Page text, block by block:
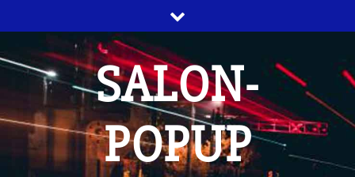
SALON-
POPUP